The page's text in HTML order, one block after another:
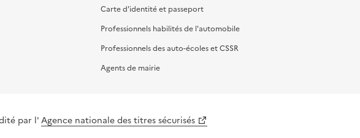
Carte d'identité et passeport
Professionnels habilités de l'automobile
Professionnels des auto-écoles et CSSR
Agents de mairie
par l'Agence nationale des titres sécurisés